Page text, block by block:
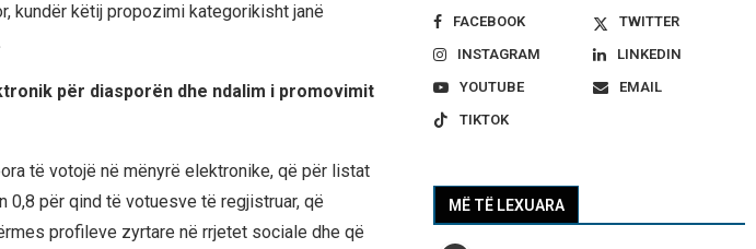
kundër këtij propozimi kategorikisht janë
për diasporën dhe ndalim i promovimit
të votojë në mënyrë elektronike, që për listat
0,8 për qind të votuesve të regjistruar, që
profileve zyrtare në rrjetet sociale dhe që
FACEBOOK
TWITTER
INSTAGRAM
LINKEDIN
YOUTUBE
EMAIL
TIKTOK
MË TË LEXUARA